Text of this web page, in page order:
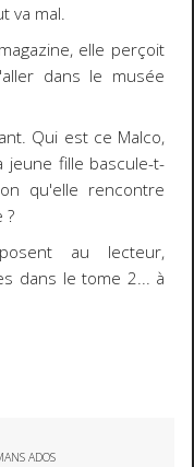
va mal.
elle perçoit
dans le musée
Qui est ce Malco,
jeune fille bascule-t-
qu'elle rencontre
?
au lecteur,
dans le tome 2... à
ADOS